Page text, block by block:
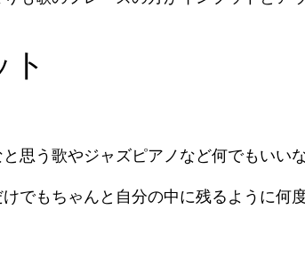
思う歌やジャズピアノなど何でもいい
でもちゃんと自分の中に残るように何